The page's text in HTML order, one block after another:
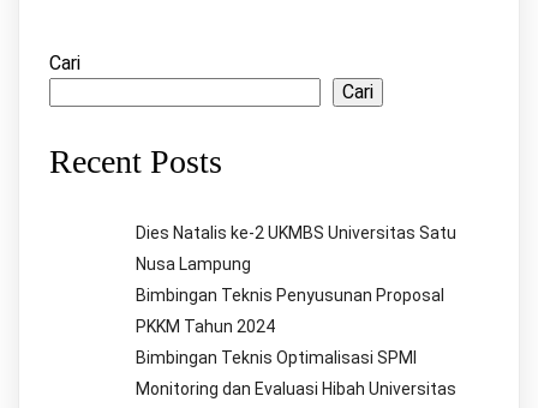
Cari
Cari
Recent Posts
Dies Natalis ke-2 UKMBS Universitas Satu
Nusa Lampung
Bimbingan Teknis Penyusunan Proposal
PKKM Tahun 2024
Bimbingan Teknis Optimalisasi SPMI
Monitoring dan Evaluasi Hibah Universitas